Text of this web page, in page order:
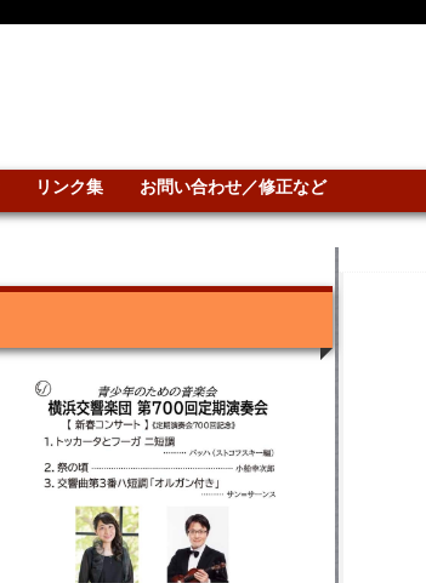
リンク集 お問い合わせ／修正など